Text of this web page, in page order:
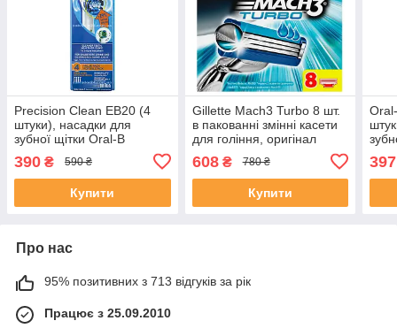
Precision Clean EB20 (4
штуки), насадки для
зубної щітки Oral-B
390 ₴ 590 ₴
Купити
Gillette Mach3 Turbo 8 шт.
в пакованні змінні касети
для гоління, оригінал
608₴ 780 ₴
Купити
397
Про нас
95% позитивних з 713 відгуків за рік
Працює з 25.09.2010